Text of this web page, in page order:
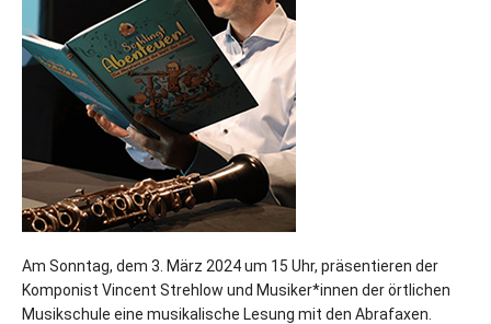
Am Sonntag, dem 3. März 2024 um 15 Uhr, präsentieren der
Komponist Vincent Strehlow und Musiker*innen der örtlichen
Musikschule eine musikalische Lesung mit den Abrafaxen.